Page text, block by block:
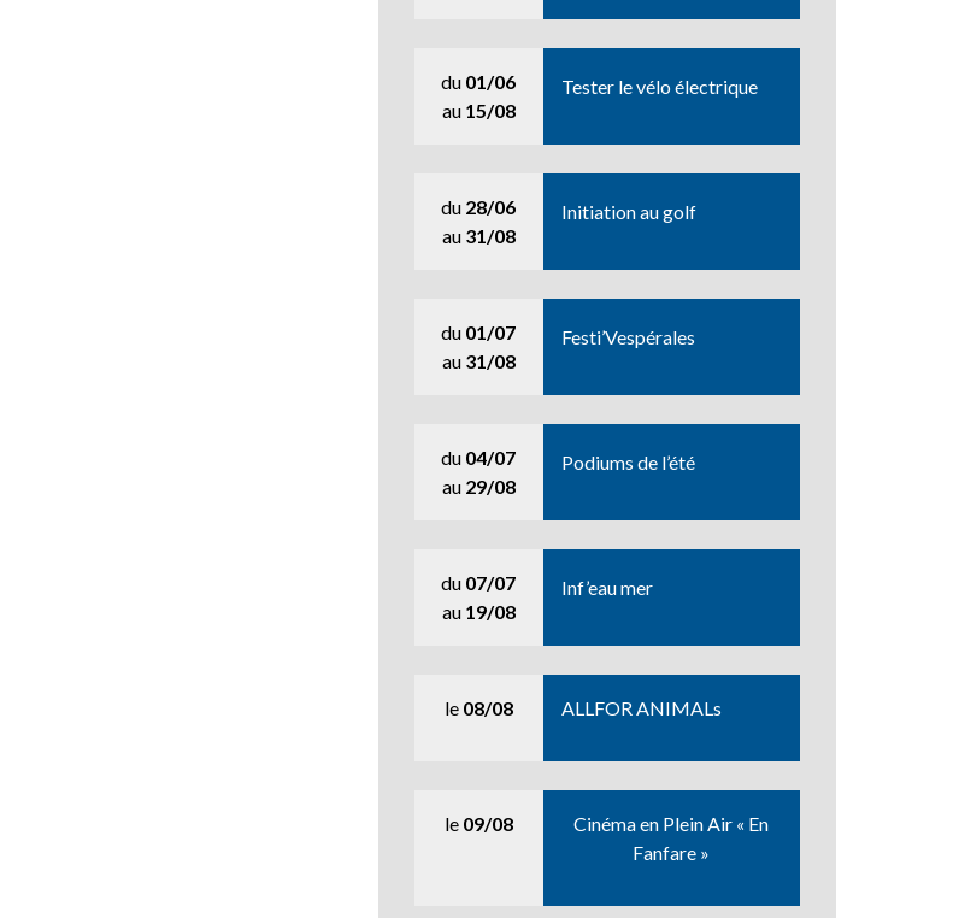
du 01/06
au 15/08
Tester le vélo électrique
du 28/06
au 31/08
Initiation au golf
du 01/07
au 31/08
Festi’Vespérales
du 04/07
au 29/08
Podiums de l’été
du 07/07
au 19/08
Inf’eau mer
le 08/08 ALLFOR ANIMALs
le 09/08
Cinéma en Plein Air « En
Fanfare »